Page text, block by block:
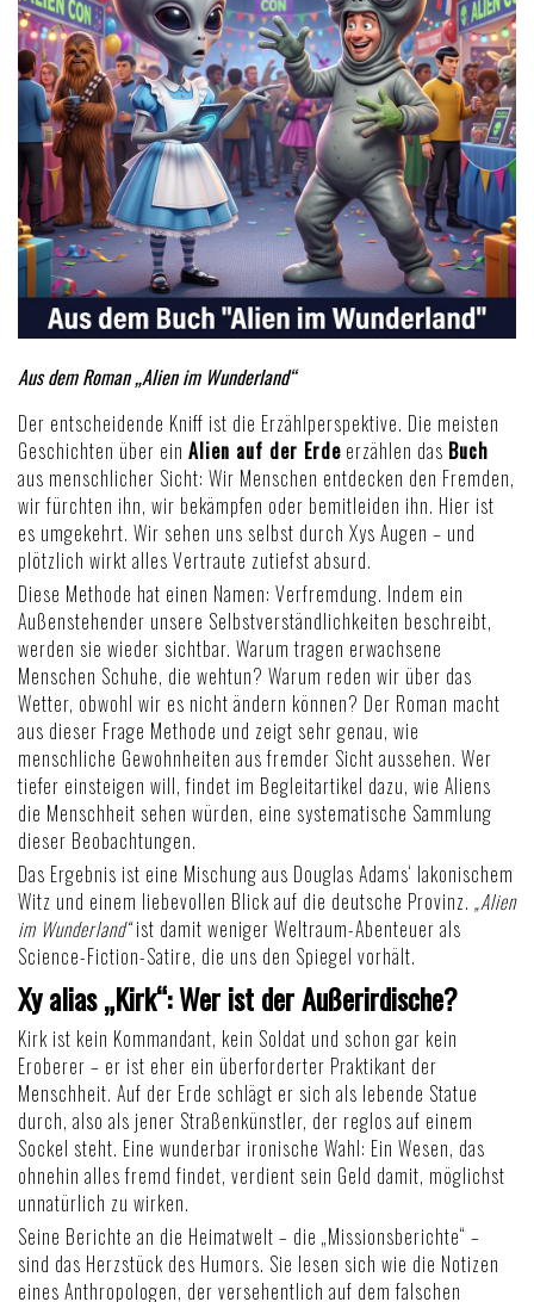
Aus dem Roman „Alien im Wunderland“
Der entscheidende Kniff ist die Erzählperspektive. Die meisten
Geschichten über ein Alien auf der Erde erzählen das Buch
aus menschlicher Sicht: Wir Menschen entdecken den Fremden,
wir fürchten ihn, wir bekämpfen oder bemitleiden ihn. Hier ist
es umgekehrt. Wir sehen uns selbst durch Xys Augen – und
plötzlich wirkt alles Vertraute zutiefst absurd.
Diese Methode hat einen Namen: Verfremdung. Indem ein
Außenstehender unsere Selbstverständlichkeiten beschreibt,
werden sie wieder sichtbar. Warum tragen erwachsene
Menschen Schuhe, die wehtun? Warum reden wir über das
Wetter, obwohl wir es nicht ändern können? Der Roman macht
aus dieser Frage Methode und zeigt sehr genau, wie
menschliche Gewohnheiten aus fremder Sicht aussehen. Wer
tiefer einsteigen will, findet im Begleitartikel dazu, wie Aliens
die Menschheit sehen würden, eine systematische Sammlung
dieser Beobachtungen.
Das Ergebnis ist eine Mischung aus Douglas Adams‘ lakonischem
Witz und einem liebevollen Blick auf die deutsche Provinz. „Alien
im Wunderland“ist damit weniger Weltraum-Abenteuer als
Science-Fiction-Satire, die uns den Spiegel vorhält.
Xy alias „Kirk“: Wer ist der Außerirdische?
Kirk ist kein Kommandant, kein Soldat und schon gar kein
Eroberer – er ist eher ein überforderter Praktikant der
Menschheit. Auf der Erde schlägt er sich als lebende Statue
durch, also als jener Straßenkünstler, der reglos auf einem
Sockel steht. Eine wunderbar ironische Wahl: Ein Wesen, das
ohnehin alles fremd findet, verdient sein Geld damit, möglichst
unnatürlich zu wirken.
Seine Berichte an die Heimatwelt – die „Missionsberichte“ –
sind das Herzstück des Humors. Sie lesen sich wie die Notizen
eines Anthropologen, der versehentlich auf dem falschen